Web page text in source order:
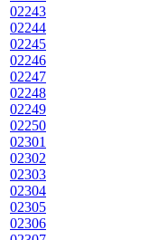
02243
02244
02245
02246
02247
02248
02249
02250
02301
02302
02303
02304
02305
02306